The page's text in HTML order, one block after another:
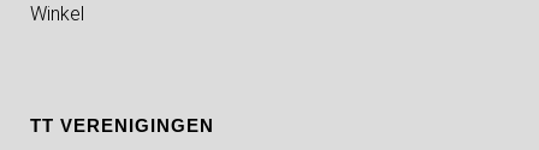
Winkel
TT VERENIGINGEN